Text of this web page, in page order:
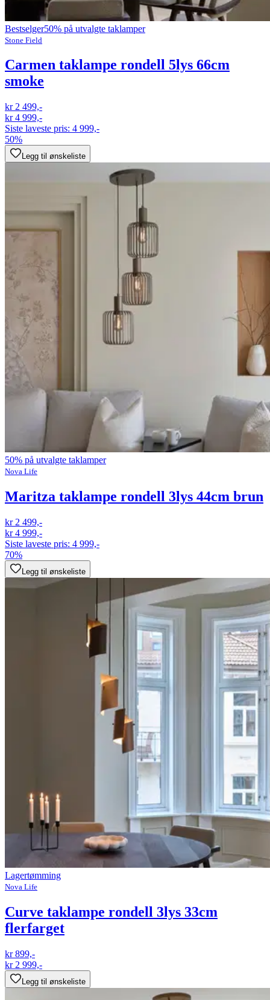
Bestselger50% på utvalgte taklamper
Stone Field
Carmen taklampe rondell 5lys 66cm
smoke
kr 2 499,-
kr 4 999,-
Siste laveste pris: 4 999,-
50%
Legg til ønskeliste
50% på utvalgte taklamper
Nova Life
Maritza taklampe rondell 3lys 44cm brun
kr 2 499,-
kr 4 999,-
Siste laveste pris: 4 999,-
70%
Legg til ønskeliste
Lagertømming
Nova Life
Curve taklampe rondell 3lys 33cm
flerfarget
kr 899,-
kr 2 999,-
Legg til ønskeliste